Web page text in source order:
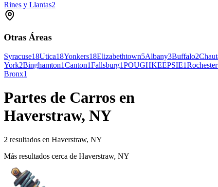
Rines y Llantas2
Otras Áreas
Syracuse18Utica18Yonkers18Elizabethtown5Albany3Buffalo2
York2Binghamton1Canton1Fallsburg1POUGHKEEPSIE1Rochester
Bronx1
Partes de Carros en
Haverstraw, NY
2 resultados en Haverstraw, NY
Más resultados cerca de Haverstraw, NY